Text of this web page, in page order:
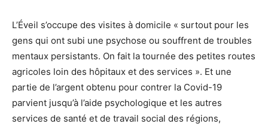
L’Éveil s’occupe des visites à domicile « surtout pour les
gens qui ont subi une psychose ou souffrent de troubles
mentaux persistants. On fait la tournée des petites routes
agricoles loin des hôpitaux et des services ». Et une
partie de l’argent obtenu pour contrer la Covid-19
parvient jusqu’à l’aide psychologique et les autres
services de santé et de travail social des régions,